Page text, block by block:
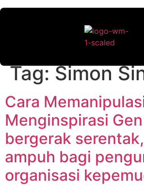
Tag:Simon
Cara
Menginspirasi
bergerak
ampuh bagi
organisasi